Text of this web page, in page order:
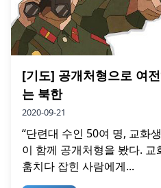
[기도] 공개처형으로 여
는 북한
2020-09-21
“단련대 수인 50여 명, 교화
이 함께 공개처형을 봤다.
훔치다 잡힌 사람에게...